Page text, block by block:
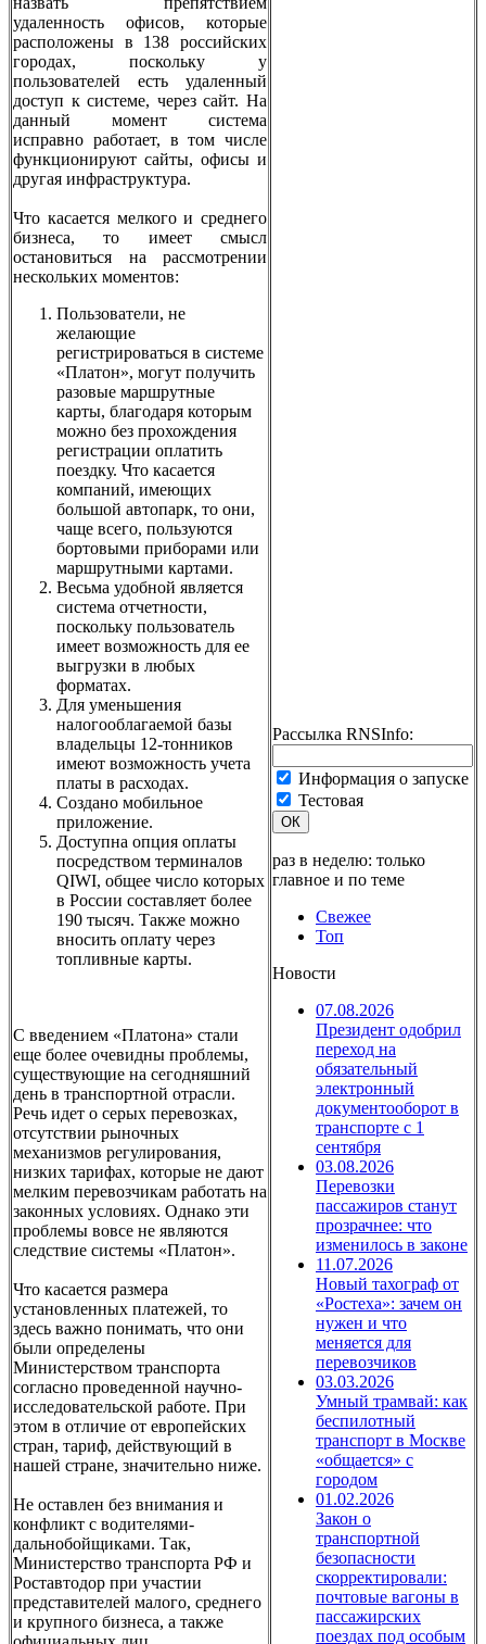
удаленность офисов, которые
расположены в 138 российских
городах, поскольку у
пользователей есть удаленный
доступ к системе, через сайт. На
данный момент система
исправно работает, в том числе
функционируют сайты, офисы и
другая инфраструктура.
Что касается мелкого и среднего
бизнеса, то имеет смысл
остановиться на рассмотрении
нескольких моментов:
Пользователи, не
желающие
регистрироваться в системе
«Платон», могут получить
разовые маршрутные
карты, благодаря которым
можно без прохождения
регистрации оплатить
поездку. Что касается
компаний, имеющих
большой автопарк, то они,
чаще всего, пользуются
бортовыми приборами или
маршрутными картами.
Весьма удобной является
система отчетности,
поскольку пользователь
имеет возможность для ее
выгрузки в любых
форматах.
Для уменьшения
налогооблагаемой базы
владельцы 12-тонников
имеют возможность учета
платы в расходах.
Создано мобильное
приложение.
Доступна опция оплаты
посредством терминалов
QIWI, общее число которых
в России составляет более
190 тысяч. Также можно
вносить оплату через
топливные карты.
С введением «Платона» стали
еще более очевидны проблемы,
существующие на сегодняшний
день в транспортной отрасли.
Речь идет о серых перевозках,
отсутствии рыночных
механизмов регулирования,
низких тарифах, которые не дают
мелким перевозчикам работать на
законных условиях. Однако эти
проблемы вовсе не являются
следствие системы «Платон».
Что касается размера
установленных платежей, то
здесь важно понимать, что они
были определены
Министерством транспорта
согласно проведенной научно-
исследовательской работе. При
этом в отличие от европейских
стран, тариф, действующий в
нашей стране, значительно ниже.
Не оставлен без внимания и
конфликт с водителями-
дальнобойщиками. Так,
Министерство транспорта РФ и
Роставтодор при участии
представителей малого, среднего
и крупного бизнеса, а также
Рассылка RNSInfo:
Информация о запуске
Тестовая
ОК
раз в неделю: только
главное и по теме
Свежее
Топ
Новости
07.08.2026
Президент одобрил
переход на
обязательный
электронный
документооборот в
транспорте с 1
сентября
03.08.2026
Перевозки
пассажиров станут
прозрачнее: что
изменилось в законе
11.07.2026
Новый тахограф от
«Ростеха»: зачем он
нужен и что
меняется для
перевозчиков
03.03.2026
Умный трамвай: как
беспилотный
транспорт в Москве
«общается» с
городом
01.02.2026
Закон о
транспортной
безопасности
скорректировали:
почтовые вагоны в
пассажирских
поездах под особым